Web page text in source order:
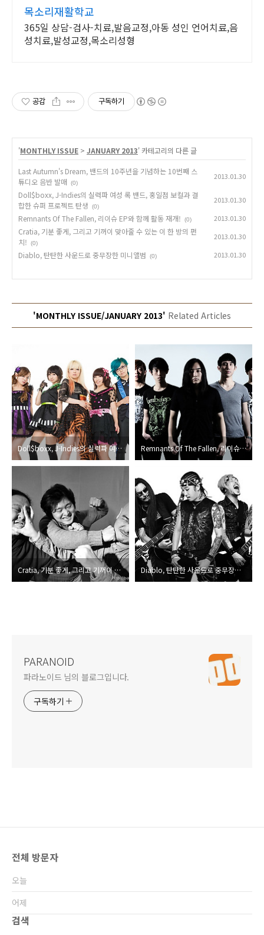
목소리재활학교
365일 상담-검사-치료,발음교정,아동 성인 언어치료,음
성치료,발성교정,목소리성형
공감 구독하기
'MONTHLY ISSUE > JANUARY 2013' 카테고리의 다른 글
Last Autumn's Dream, 밴드의 10주년을 기념하는 10번째 스
튜디오 음반 발매
(0)
2013.01.30
Doll$boxx, J-Indies의 실력파 여성 록 밴드, 홍일점 보컬과 결
합한 슈퍼 프로젝트 탄생
(0)
2013.01.30
Remnants Of The Fallen, 리이슈 EP와 함께 활동 재개! (0) 2013.01.30
Cratia, 기분 좋게, 그리고 기꺼이 맞아줄 수 있는 이 한 방의 펀
치!
(0)
2013.01.30
Diablo, 탄탄한 사운드로 중무장한 미니앨범 (0) 2013.01.30
'MONTHLY ISSUE/JANUARY 2013' Related Articles
Doll$boxx, J-Indies의 실력파 여성 록 밴드, 홍일점 보컬과 결합한 슈퍼 프로젝트 탄생 Remnants Of The Fallen, 리이슈 EP와 함께 활동 재개!
Cratia, 기분 좋게, 그리고 기꺼이 맞아줄 수 있는 이 한 방의 펀치! Diablo, 탄탄한 사운드로 중무장한 미니앨범
PARANOID
파라노이드 님의 블로그입니다.
구독하기
전체 방문자
오늘
어제
검색